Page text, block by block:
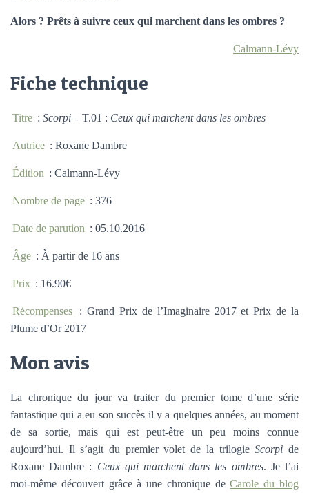
Alors ? Prêts à suivre ceux qui marchent dans les ombres ?
Calmann-Lévy
Fiche technique
Titre :Scorpi – T.01 : Ceux qui marchent dans les ombres
Autrice : Roxane Dambre
Édition : Calmann-Lévy
Nombre de page : 376
Date de parution : 05.10.2016
Âge : À partir de 16 ans
Prix : 16.90€
Récompenses
: Grand Prix de l’Imaginaire 2017 et Prix de la
Plume d’Or 2017
Mon avis
La chronique du jour va traiter du premier tome d’une série
fantastique qui a eu son succès il y a quelques années, au moment
de sa sortie, mais qui est peut-être un peu moins connue
aujourd’hui. Il s’agit du premier volet de la trilogieScorpi de
Roxane Dambre : Ceux qui marchent dans les ombres. Je l’ai
moi-même découvert grâce à une chronique deCarole du blog